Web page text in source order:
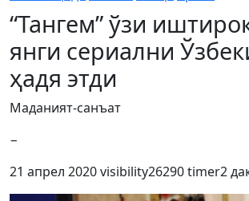
“Тангем” ўзи
янги сериални
ҳадя этди
Маданият-санъат
−
21 апрел 2020visibility26290timer2